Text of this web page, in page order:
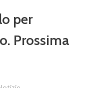
per
Prossima